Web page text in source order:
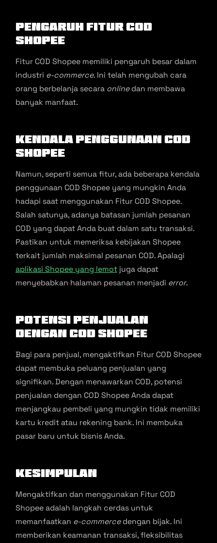
Pengaruh Fitur COD
Shopee
Fitur COD Shopee memiliki pengaruh besar dalam
industri e-commerce. Ini telah mengubah cara
orang berbelanja secara onlinedan membawa
banyak manfaat.
Kendala Penggunaan COD
Shopee
Namun, seperti semua fitur, ada beberapa kendala
penggunaan COD Shopee yang mungkin Anda
hadapi saat menggunakan Fitur COD Shopee.
Salah satunya, adanya batasan jumlah pesanan
COD yang dapat Anda buat dalam satu transaksi.
Pastikan untuk memeriksa kebijakan Shopee
terkait jumlah maksimal pesanan COD. Apalagi
aplikasi Shopee yang lemot juga dapat
menyebabkan halaman pesanan menjadi error.
Potensi Penjualan
dengan COD Shopee
Bagi para penjual, mengaktifkan Fitur COD Shopee
dapat membuka peluang penjualan yang
signifikan. Dengan menawarkan COD, potensi
penjualan dengan COD Shopee Anda dapat
menjangkau pembeli yang mungkin tidak memiliki
kartu kredit atau rekening bank. Ini membuka
pasar baru untuk bisnis Anda.
Kesimpulan
Mengaktifkan dan menggunakan Fitur COD
Shopee adalah langkah cerdas untuk
memanfaatkan e-commercedengan bijak. Ini
memberikan keamanan transaksi, fleksibilitas